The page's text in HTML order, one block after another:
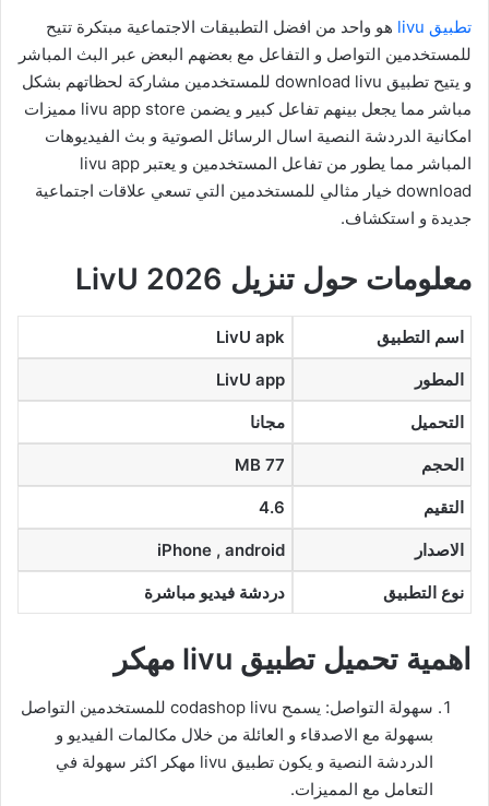
تطبيق livu
هو واحد من افضل التطبيقات الاجتماعية مبتكرة تتيح
للمستخدمين التواصل و التفاعل مع بعضهم البعض عبر البث المباشر
و يتيح تطبيق download livu للمستخدمين مشاركة لحظاتهم بشكل
مباشر مما يجعل بينهم تفاعل كبير و يضمن livu app store مميزات
امكانية الدردشة النصية اسال الرسائل الصوتية و بث الفيديوهات
المباشر مما يطور من تفاعل المستخدمين و يعتبر livu app
download خيار مثالي للمستخدمين التي تسعي علاقات اجتماعية
جديدة و استكشاف.
معلومات حول تنزيل LivU 2026
اسم التطبيق LivU apk
المطور LivU app
التحميل مجانا
الحجم 77 MB
التقيم 4.6
الاصدار iPhone , android
نوع التطبيق دردشة فيديو مباشرة
اهمية تحميل تطبيق livu مهكر
سهولة التواصل: يسمح codashop livu للمستخدمين التواصل
بسهولة مع الاصدقاء و العائلة من خلال مكالمات الفيديو و
الدردشة النصية و يكون تطبيق livu مهكر اكثر سهولة في
التعامل مع المميزات.